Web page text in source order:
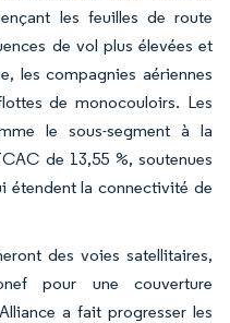
les feuilles de route
de vol plus élevées et
les compagnies aériennes
de monocouloirs. Les
le sous-segment à la
de 13,55 %, soutenues
étendent la connectivité de
des voies satellitaires,
pour une couverture
a fait progresser les